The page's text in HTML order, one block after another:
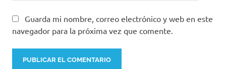
Guarda mi nombre, correo electrónico y web en este
navegador para la próxima vez que comente.